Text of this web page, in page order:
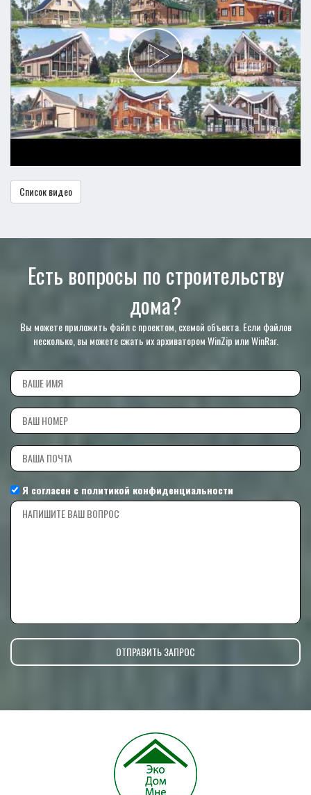
Список видео
Есть вопросы по строительству
дома?
Вы можете приложить файл с проектом, схемой объекта. Если файлов
несколько, вы можете сжать их архиватором WinZip или WinRar.
Я согласен с политикой конфиденциальности